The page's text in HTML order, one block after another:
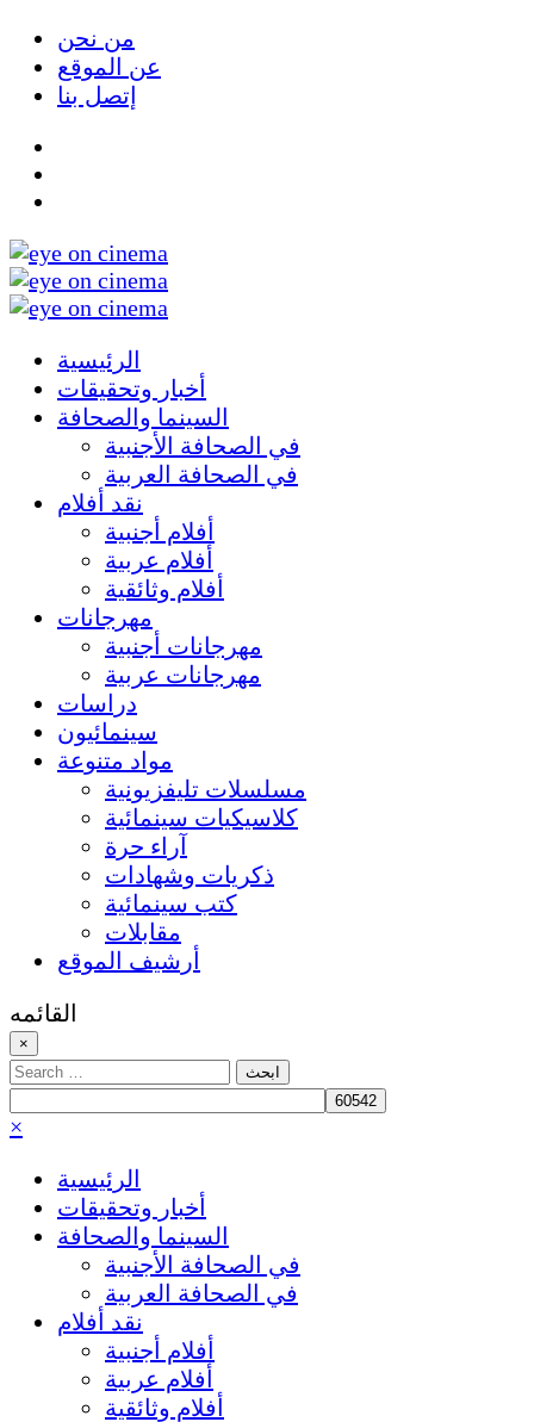
من نحن
عن الموقع
إتصل بنا
الرئيسية
أخبار وتحقيقات
السينما والصحافة
في الصحافة الأجنبية
في الصحافة العربية
نقد أفلام
أفلام أجنبية
أفلام عربية
أفلام وثائقية
مهرجانات
مهرجانات أجنبية
مهرجانات عربية
دراسات
سينمائيون
مواد متنوعة
مسلسلات تليفزيونية
كلاسيكيات سينمائية
آراء حرة
ذكريات وشهادات
كتب سينمائية
مقابلات
أرشيف الموقع
القائمه
×
Search
for:
×
الرئيسية
أخبار وتحقيقات
السينما والصحافة
في الصحافة الأجنبية
في الصحافة العربية
نقد أفلام
أفلام أجنبية
أفلام عربية
أفلام وثائقية